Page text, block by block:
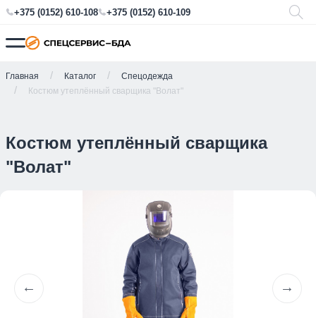
+375 (0152) 610-108 +375 (0152) 610-109
Главная Каталог
Спецодежда
Костюм утеплённый сварщика "Волат"
Костюм утеплённый сварщика
"Волат"